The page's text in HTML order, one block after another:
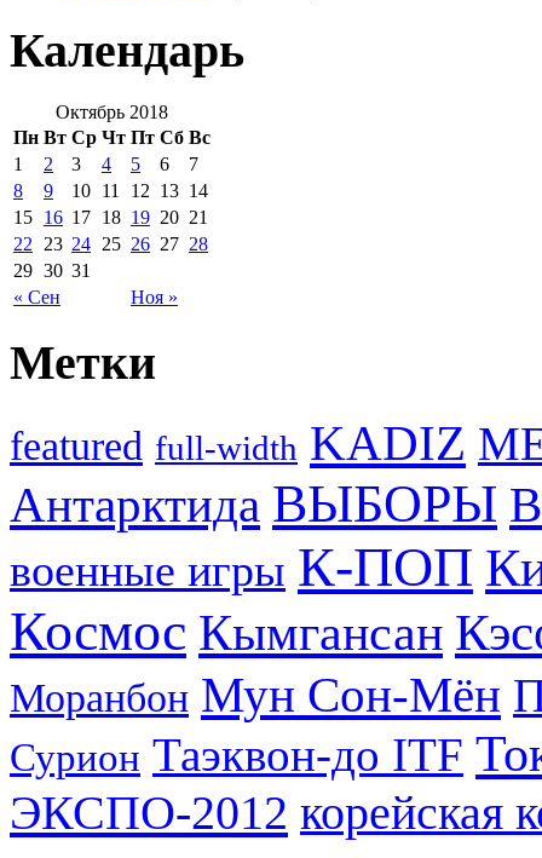
Календарь
Октябрь 2018
Пн Вт Ср Чт Пт Сб Вс
« Сен Ноя »
1 2 3 4 5 6
7
8
9 10 11 12 13 14
15 16 17 18 19 20 21
22
23 24 25 26 27 28
29 30 31
Метки
featured full-width KADIZ
Антарктида ВЫБОРЫ
военные игры К-ПОП
Космос Кымгансан
Моранбон Мун Сон-Мён
Сурион Таэквон-до ITF
ЭКСПО-2012 корейская